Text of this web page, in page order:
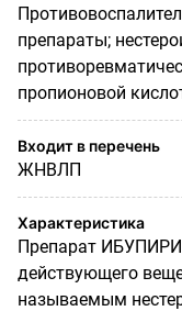
препараты;
пропионовой
Входит в перечень
ЖНВЛП
Характеристика
Препарат
действующего
называемым